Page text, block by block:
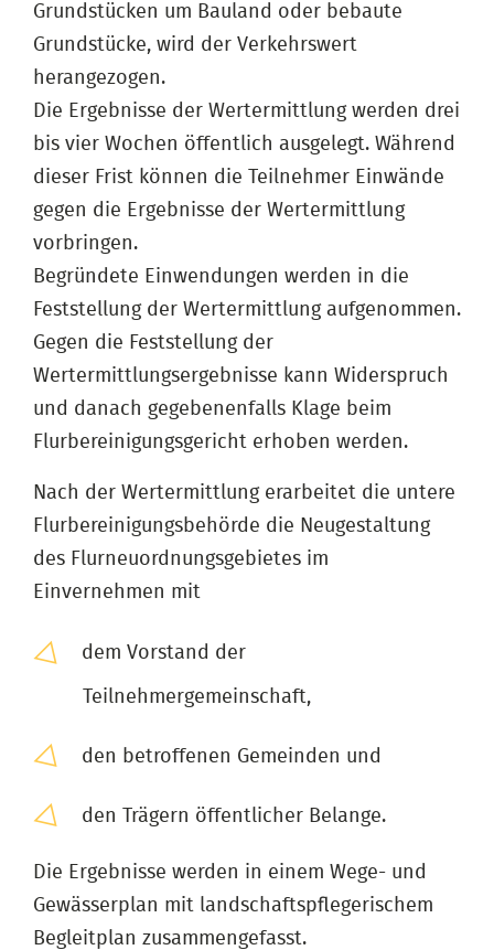
Grundstücken um Bauland oder bebaute
Grundstücke, wird der Verkehrswert
herangezogen.
Die Ergebnisse der Wertermittlung werden drei
bis vier Wochen öffentlich ausgelegt. Während
dieser Frist können die Teilnehmer Einwände
gegen die Ergebnisse der Wertermittlung
vorbringen.
Begründete Einwendungen werden in die
Feststellung der Wertermittlung aufgenommen.
Gegen die Feststellung der
Wertermittlungsergebnisse kann Widerspruch
und danach gegebenenfalls Klage beim
Flurbereinigungsgericht erhoben werden.
Nach der Wertermittlung erarbeitet die untere
Flurbereinigungsbehörde die Neugestaltung
des Flurneuordnungsgebietes im
Einvernehmen mit
dem Vorstand der
Teilnehmergemeinschaft,
den betroffenen Gemeinden und
den Trägern öffentlicher Belange.
Die Ergebnisse werden in einem Wege- und
Gewässerplan mit landschaftspflegerischem
Begleitplan zusammengefasst.